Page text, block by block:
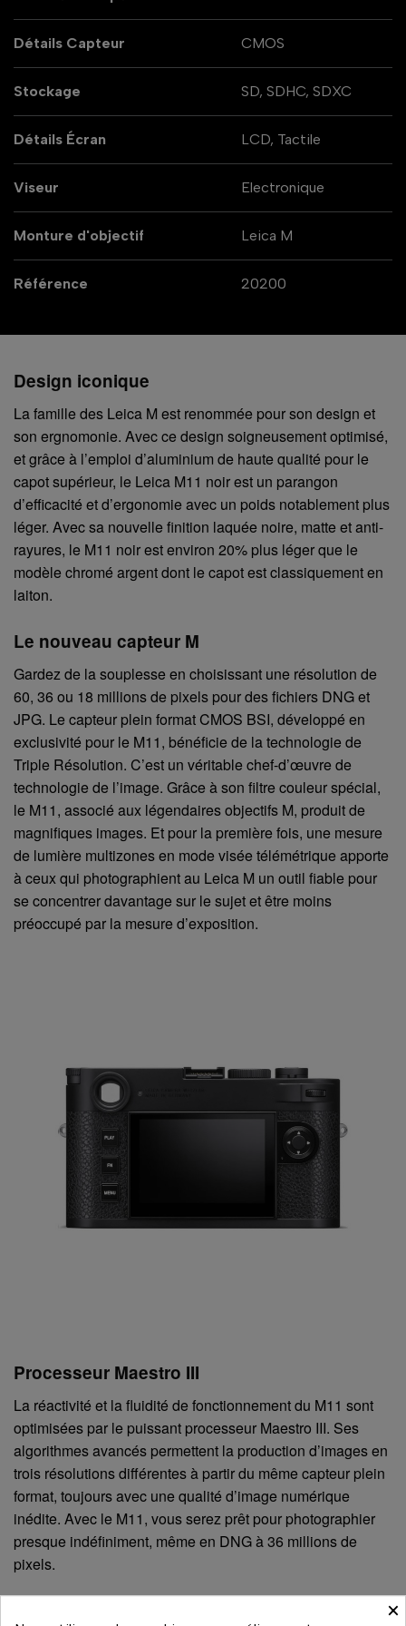
Détails Capteur CMOS
Stockage SD, SDHC, SDXC
Détails Écran LCD, Tactile
Viseur Electronique
Monture d'objectif Leica M
Référence 20200
Design iconique
La famille des Leica M est renommée pour son design et
son ergnomonie. Avec ce design soigneusement optimisé,
et grâce à l’emploi d’aluminium de haute qualité pour le
capot supérieur, le Leica M11 noir est un parangon
d’efficacité et d’ergonomie avec un poids notablement plus
léger. Avec sa nouvelle finition laquée noire, matte et anti-
rayures, le M11 noir est environ 20% plus léger que le
modèle chromé argent dont le capot est classiquement en
laiton.
Le nouveau capteur M
Gardez de la souplesse en choisissant une résolution de
60, 36 ou 18 millions de pixels pour des fichiers DNG et
JPG. Le capteur plein format CMOS BSI, développé en
exclusivité pour le M11, bénéficie de la technologie de
Triple Résolution. C’est un véritable chef-d’œuvre de
technologie de l’image. Grâce à son filtre couleur spécial,
le M11, associé aux légendaires objectifs M, produit de
magnifiques images. Et pour la première fois, une mesure
de lumière multizones en mode visée télémétrique apporte
à ceux qui photographient au Leica M un outil fiable pour
se concentrer davantage sur le sujet et être moins
préoccupé par la mesure d’exposition.
Processeur Maestro III
La réactivité et la fluidité de fonctionnement du M11 sont
optimisées par le puissant processeur Maestro III. Ses
algorithmes avancés permettent la production d’images en
trois résolutions différentes à partir du même capteur plein
format, toujours avec une qualité d’image numérique
inédite. Avec le M11, vous serez prêt pour photographier
presque indéfiniment, même en DNG à 36 millions de
pixels.
×